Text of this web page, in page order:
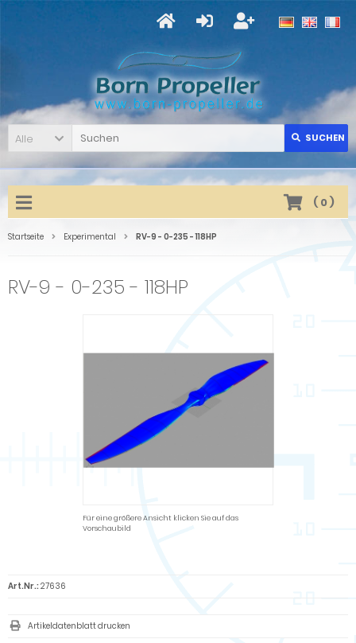
Alle SUCHEN
( 0)
Startseite Experimental RV-9 - 0-235 - 118HP
RV-9 - 0-235 - 118HP
Für eine größere Ansicht klicken Sie auf das
Vorschaubild
Art.Nr.: 27636
Artikeldatenblatt drucken